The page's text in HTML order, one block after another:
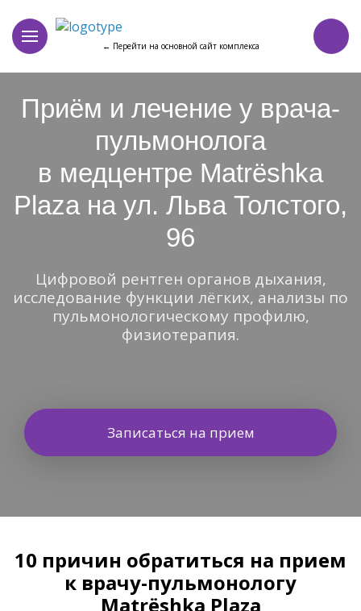
← Перейти на основной сайт комплекса
Приём и лечение у врача-
пульмонолога
в медцентре Matrёshka
Plaza на ул. Льва Толстого,
96
Цифровой рентген органов дыхания,
исследование функции лёгких, анализы по
пульмонологическому профилю,
физиотерапия.
Записаться на прием
10 причин обратиться на прием
к врачу-пульмонологу
Matrёshka Plaza